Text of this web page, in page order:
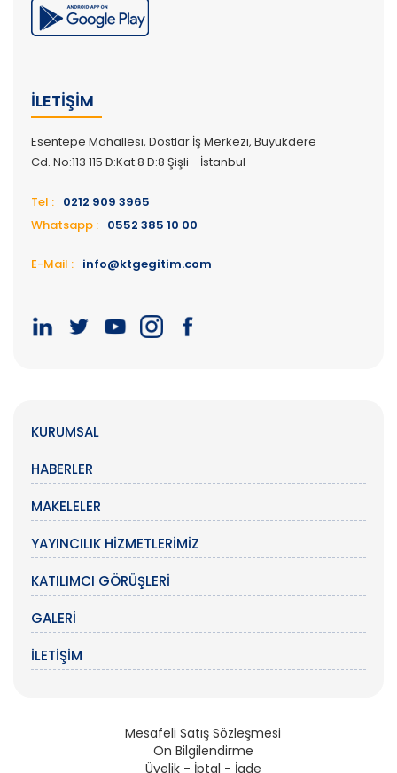
İLETIŞIM
Esentepe Mahallesi, Dostlar İş Merkezi, Büyükdere
Cd. No:113 115 D:Kat:8 D:8 Şişli - İstanbul
Tel : 0212 909 3965
Whatsapp : 0552 385 10 00
E-Mail : info@ktgegitim.com
KURUMSAL
HABERLER
MAKELELER
YAYINCILIK HIZMETLERIMIZ
KATILIMCI GÖRÜŞLERI
GALERI
İLETIŞIM
Mesafeli Satış Sözleşmesi
Ön Bilgilendirme
Üyelik - İptal - İade